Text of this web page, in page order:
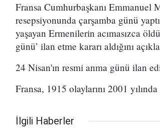
Fransa Cumhurbaşkanı Emmanuel
resepsiyonunda çarşamba günü
yaşayan Ermenilerin acımasızca
günü’ ilan etme kararı aldığını
24 Nisan'ın resmi anma günü ilan
Fransa, 1915 olaylarını 2001 yılında
İlgili Haberler